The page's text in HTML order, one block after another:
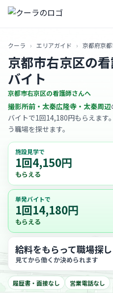
クーラ › エリアガイド › 京都府京
京都市右京区の
バイト
京都市右京区の看護師さんへ
撮影所前・太秦広隆寺・太秦周辺
バイトで1回14,180円もらえます
う職場を探せます。
施設見学で
1回4,150円
もらえる
単発バイトで
1回14,180円
もらえる
給料をもらって職場探し
見てから働くか決められます
履歴書・面接なし 営業電話なし